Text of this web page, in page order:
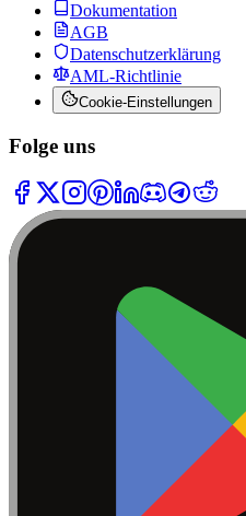
Dokumentation
AGB
Datenschutzerklärung
AML-Richtlinie
Cookie-Einstellungen
Folge uns